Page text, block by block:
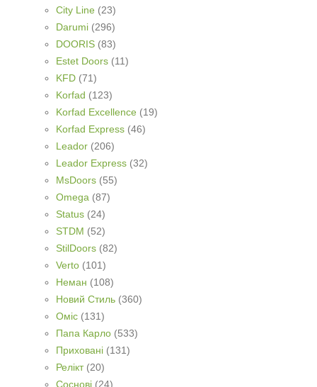
City Line (23)
Darumi (296)
DOORIS (83)
Estet Doors (11)
KFD (71)
Korfad (123)
Korfad Excellence (19)
Korfad Express (46)
Leador (206)
Leador Express (32)
MsDoors (55)
Omega (87)
Status (24)
STDM (52)
StilDoors (82)
Verto (101)
Неман (108)
Новий Стиль (360)
Оміс (131)
Папа Карло (533)
Приховані (131)
Релікт (20)
Соснові (24)